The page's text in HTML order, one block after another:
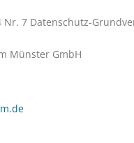
7 Datenschutz-
Münster GmbH